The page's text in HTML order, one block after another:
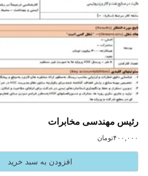
رئیس مهندسی مخابرات
۴۰۰,۰۰۰تومان
افزودن به سبد خرید